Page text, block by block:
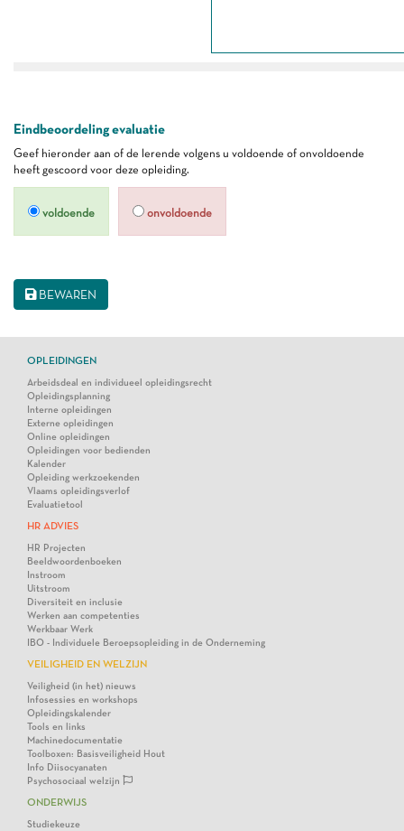
Eindbeoordeling evaluatie
Geef hieronder aan of de lerende volgens u voldoende of onvoldoende
heeft gescoord voor deze opleiding.
voldoende onvoldoende
BEWAREN
OPLEIDINGEN
Arbeidsdeal en individueel opleidingsrecht
Opleidingsplanning
Interne opleidingen
Externe opleidingen
Online opleidingen
Opleidingen voor bedienden
Kalender
Opleiding werkzoekenden
Vlaams opleidingsverlof
Evaluatietool
HR ADVIES
HR Projecten
Beeldwoordenboeken
Instroom
Uitstroom
Diversiteit en inclusie
Werken aan competenties
Werkbaar Werk
IBO - Individuele Beroepsopleiding in de Onderneming
VEILIGHEID EN WELZIJN
Veiligheid (in het) nieuws
Infosessies en workshops
Opleidingskalender
Tools en links
Machinedocumentatie
Toolboxen: Basisveiligheid Hout
Info Diisocyanaten
Psychosociaal welzijn
ONDERWIJS
Studiekeuze